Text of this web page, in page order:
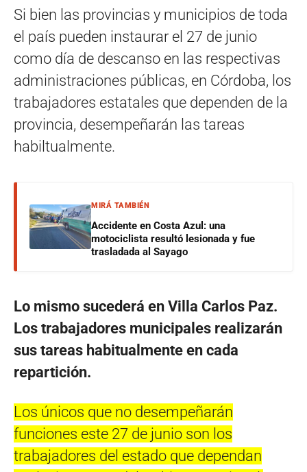
Si bien las provincias y municipios de toda
el país pueden instaurar el 27 de junio
como día de descanso en las respectivas
administraciones públicas, en Córdoba, los
trabajadores estatales que dependen de la
provincia, desempeñarán las tareas
habiltualmente.
MIRÁ TAMBIÉN
Accidente en Costa Azul: una
motociclista resultó lesionada y fue
trasladada al Sayago
Lo mismo sucederá en Villa Carlos Paz.
Los trabajadores municipales realizarán
sus tareas habitualmente en cada
repartición.
Los únicos que no desempeñarán
funciones este 27 de junio son los
trabajadores del estado que dependan